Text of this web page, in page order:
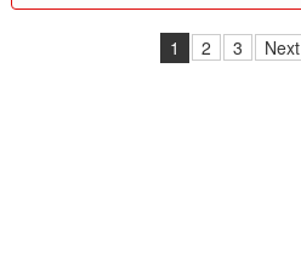
1 2 3 Next